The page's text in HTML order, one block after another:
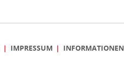
IMPRESSUM INFORMATIONEN